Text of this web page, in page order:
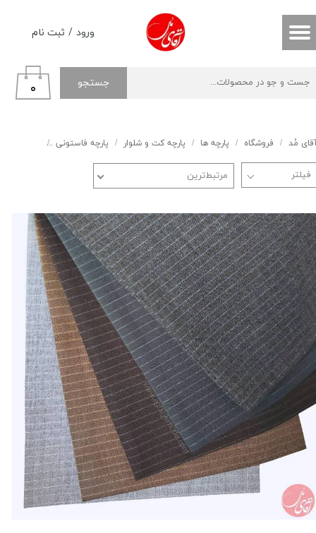
ورود / ثبت نام
حساب کاربری من
جستجو ۰
مُد فروشگاه پارچه ها پارچه کت و شلوار پارچه فاستونی
مرتبط‌ترین